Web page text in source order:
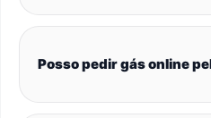
Posso pedir gás online